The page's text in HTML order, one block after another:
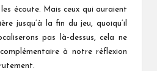
écoute. Mais ceux qui auraient
jusqu’à la fin du jeu, quoiqu’il
pas là-dessus, cela ne
à notre réflexion